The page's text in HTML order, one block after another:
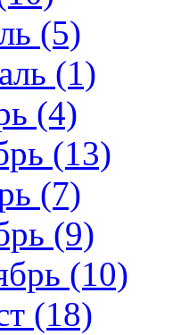
(5)
(1)
(4)
(13)
(7)
(9)
(10)
(18)